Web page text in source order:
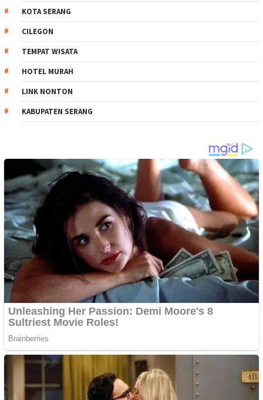
KOTA SERANG
CILEGON
TEMPAT WISATA
HOTEL MURAH
LINK NONTON
KABUPATEN SERANG